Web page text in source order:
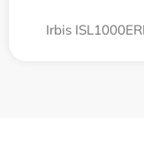
Irbis